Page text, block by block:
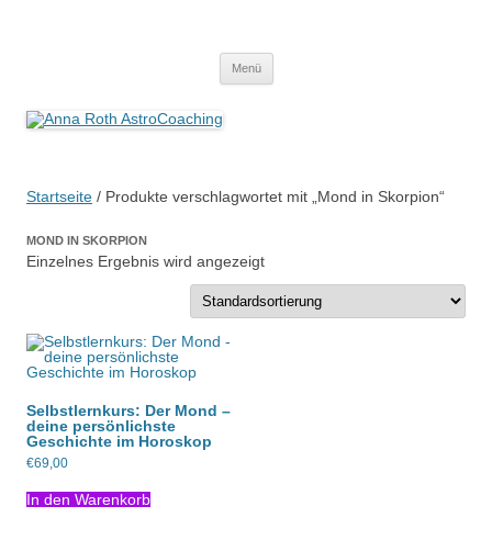
Menü
Startseite / Produkte verschlagwortet mit „Mond in Skorpion“
MOND IN SKORPION
Einzelnes Ergebnis wird angezeigt
Selbstlernkurs: Der Mond –
deine persönlichste
Geschichte im Horoskop
€69,00
In den Warenkorb